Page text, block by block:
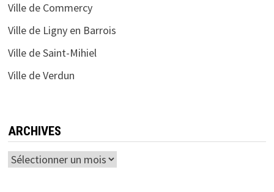
Ville de Commercy
Ville de Ligny en Barrois
Ville de Saint-Mihiel
Ville de Verdun
ARCHIVES
Archives